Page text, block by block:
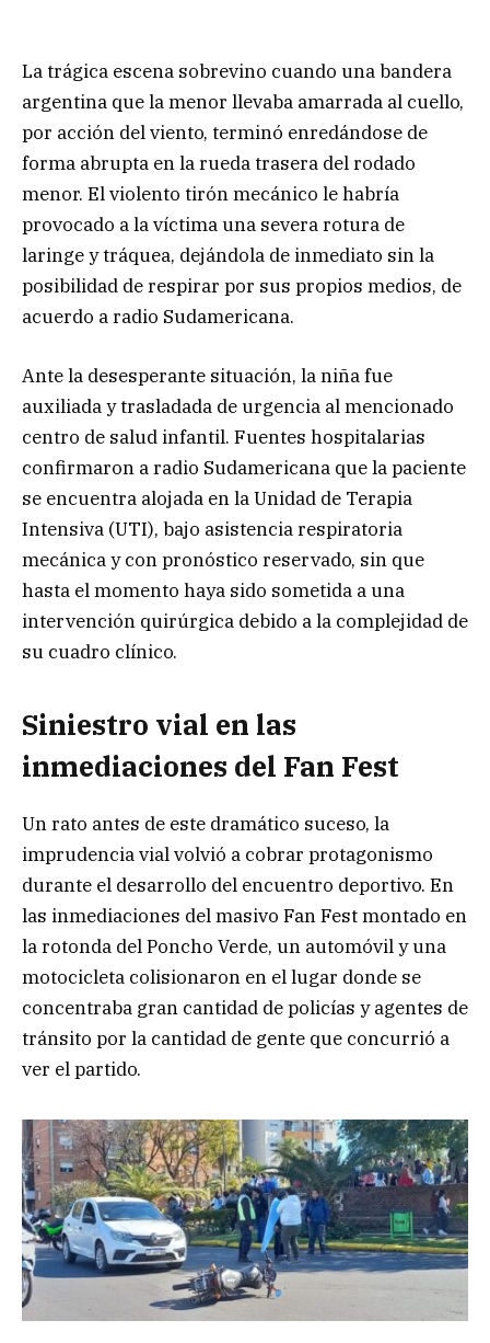
La trágica escena sobrevino cuando una bandera
argentina que la menor llevaba amarrada al cuello,
por acción del viento, terminó enredándose de
forma abrupta en la rueda trasera del rodado
menor. El violento tirón mecánico le habría
provocado a la víctima una severa rotura de
laringe y tráquea, dejándola de inmediato sin la
posibilidad de respirar por sus propios medios, de
acuerdo a radio Sudamericana.
Ante la desesperante situación, la niña fue
auxiliada y trasladada de urgencia al mencionado
centro de salud infantil. Fuentes hospitalarias
confirmaron a radio Sudamericana que la paciente
se encuentra alojada en la Unidad de Terapia
Intensiva (UTI), bajo asistencia respiratoria
mecánica y con pronóstico reservado, sin que
hasta el momento haya sido sometida a una
intervención quirúrgica debido a la complejidad de
su cuadro clínico.
Siniestro vial en las
inmediaciones del Fan Fest
Un rato antes de este dramático suceso, la
imprudencia vial volvió a cobrar protagonismo
durante el desarrollo del encuentro deportivo. En
las inmediaciones del masivo Fan Fest montado en
la rotonda del Poncho Verde, un automóvil y una
motocicleta colisionaron en el lugar donde se
concentraba gran cantidad de policías y agentes de
tránsito por la cantidad de gente que concurrió a
ver el partido.